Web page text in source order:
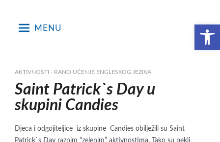
Open toolbar
MENU
AKTIVNOSTI - RANO UČENJE ENGLESKOG JEZIKA
Saint Patrick`s Day u
skupini Candies
Djeca i odgojiteljice iz skupine Candies obilježili su Saint
Patrick`s Day raznim “zelenim” aktivnostima. Tako su pekli